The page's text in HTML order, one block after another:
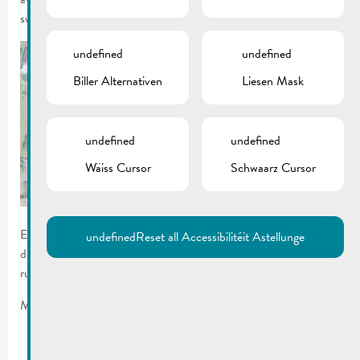
switch the site language to another available language.
En raison d’une fuite d’eau et les travaux y relatifs l’arrêt de bus
de la rue de la Corniche sera transféré provisoirement au coin
rue du Château/rue de la Corniche.
Merci pour votre compréhension
undefined
Biller Alternativen
undefined
Liesen Mask
undefined
Wäiss Cursor
undefined
Schwaarz Cursor
undefinedReset all Accessibilitéit Astellunge